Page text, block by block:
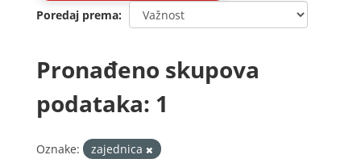
Poredaj prema
Pronađeno skupova
podataka: 1
Oznake:
zajednica